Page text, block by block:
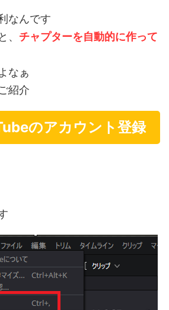
なんです
、 チャプターを自動的に作って
なぁ
紹介
のアカウント登録